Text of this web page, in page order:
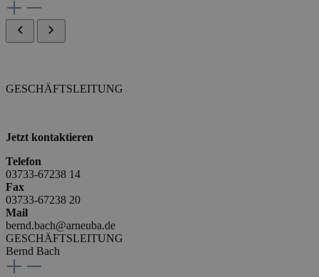
GESCHÄFTSLEITUNG
Jetzt kontaktieren
Telefon
03733-67238 14
Fax
03733-67238 20
Mail
bernd.bach@arneuba.de
GESCHÄFTSLEITUNG
Bernd Bach